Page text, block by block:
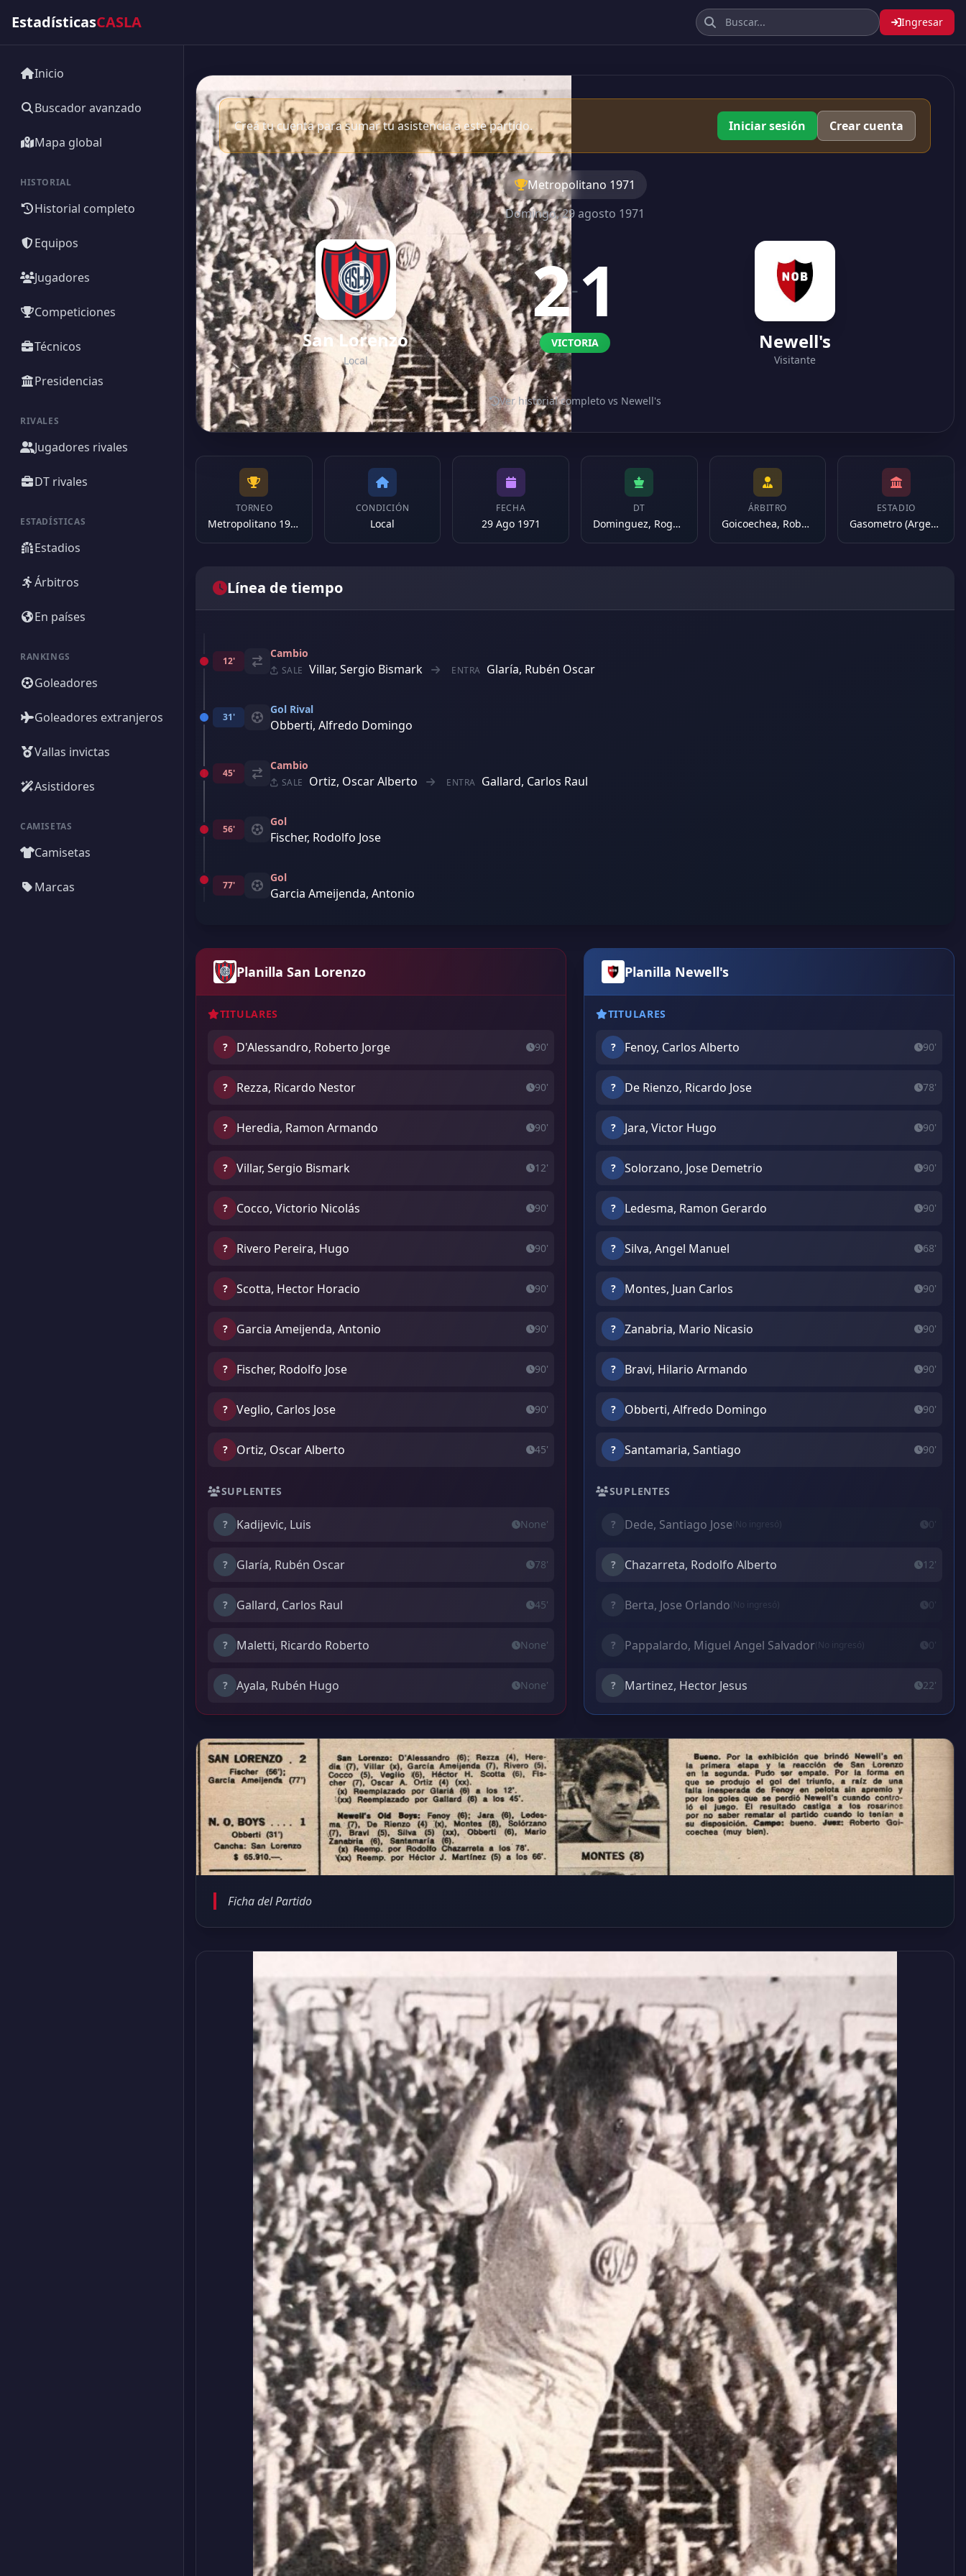
EstadísticasCASLA Ingresar
Inicio
Buscador avanzado
Mapa global
HISTORIAL
Historial completo
Equipos
Jugadores
Competiciones
Técnicos
Presidencias
RIVALES
Jugadores rivales
DT rivales
ESTADÍSTICAS
Estadios
Árbitros
En países
RANKINGS
Goleadores
Goleadores extranjeros
Vallas invictas
Asistidores
CAMISETAS
Camisetas
Marcas
Creá tu cuenta para sumar tu asistencia a este partido. Iniciar sesión Crear cuenta
Metropolitano 1971
Domingo, 29 agosto 1971
San Lorenzo
Local
2-1
VICTORIA Newell's
Visitante
Ver historial completo vs Newell's
TORNEO
Metropolitano 1971
CONDICIÓN
Local
FECHA
29 Ago 1971
DT
Dominguez, Rogelio Antonio
ÁRBITRO
Goicoechea, Roberto
ESTADIO
Gasometro (Argentina)
Línea de tiempo
12'
Cambio
SALE Villar, Sergio Bismark ENTRA Glaría, Rubén Oscar
31'
Gol Rival
Obberti, Alfredo Domingo
45'
Cambio
SALE Ortiz, Oscar Alberto ENTRA Gallard, Carlos Raul
56'
Gol
Fischer, Rodolfo Jose
77'
Gol
Garcia Ameijenda, Antonio
Planilla San Lorenzo
TITULARES
? D'Alessandro, Roberto Jorge 90'
? Rezza, Ricardo Nestor 90'
? Heredia, Ramon Armando 90'
? Villar, Sergio Bismark 12'
? Cocco, Victorio Nicolás 90'
? Rivero Pereira, Hugo 90'
? Scotta, Hector Horacio 90'
? Garcia Ameijenda, Antonio 90'
? Fischer, Rodolfo Jose 90'
? Veglio, Carlos Jose 90'
? Ortiz, Oscar Alberto 45'
SUPLENTES
? Kadijevic, Luis None'
? Glaría, Rubén Oscar 78'
? Gallard, Carlos Raul 45'
? Maletti, Ricardo Roberto None'
? Ayala, Rubén Hugo None'
Planilla Newell's
TITULARES
? Fenoy, Carlos Alberto 90'
? De Rienzo, Ricardo Jose 78'
? Jara, Victor Hugo 90'
? Solorzano, Jose Demetrio 90'
? Ledesma, Ramon Gerardo 90'
? Silva, Angel Manuel 68'
? Montes, Juan Carlos 90'
? Zanabria, Mario Nicasio 90'
? Bravi, Hilario Armando 90'
? Obberti, Alfredo Domingo 90'
? Santamaria, Santiago 90'
SUPLENTES
? Dede, Santiago Jose(No ingresó) 0'
? Chazarreta, Rodolfo Alberto 12'
? Berta, Jose Orlando(No ingresó) 0'
? Pappalardo, Miguel Angel Salvador(No ingresó) 0'
? Martinez, Hector Jesus 22'
Ficha del Partido